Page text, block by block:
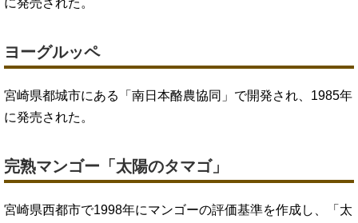
ヨーグルッペ
宮崎県都城市にある「南日本酪農協同」で開発され、1985年
に発売された。
完熟マンゴー「太陽のタマゴ」
宮崎県西都市で1998年にマンゴーの評価基準を作成し、「太